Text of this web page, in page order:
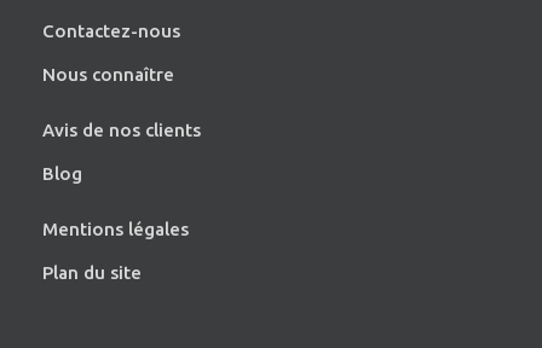
Contactez-nous
Nous connaître
Avis de nos clients
Blog
Mentions légales
Plan du site